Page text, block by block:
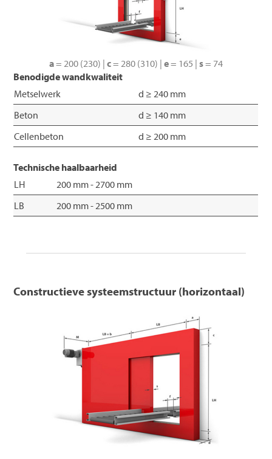
a= 200 (230) | c= 280 (310) | e= 165 | s= 74
Benodigde wandkwaliteit
Metselwerk
d ≥ 240 mm
Beton
d ≥ 140 mm
Cellenbeton
d ≥ 200 mm
Technische haalbaarheid
LH
200 mm - 2700 mm
LB
200 mm - 2500 mm
Constructieve systeemstructuur (horizontaal)